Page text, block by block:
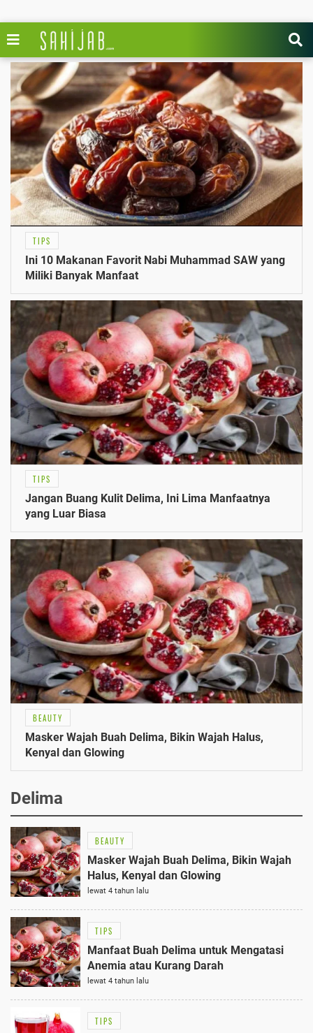
TIPS
Ini 10 Makanan Favorit Nabi Muhammad SAW yang
Miliki Banyak Manfaat
TIPS
Jangan Buang Kulit Delima, Ini Lima Manfaatnya
yang Luar Biasa
BEAUTY
Masker Wajah Buah Delima, Bikin Wajah Halus,
Kenyal dan Glowing
Delima
BEAUTY
Masker Wajah Buah Delima, Bikin Wajah
Halus, Kenyal dan Glowing
lewat 4 tahun lalu
TIPS
Manfaat Buah Delima untuk Mengatasi
Anemia atau Kurang Darah
lewat 4 tahun lalu
TIPS